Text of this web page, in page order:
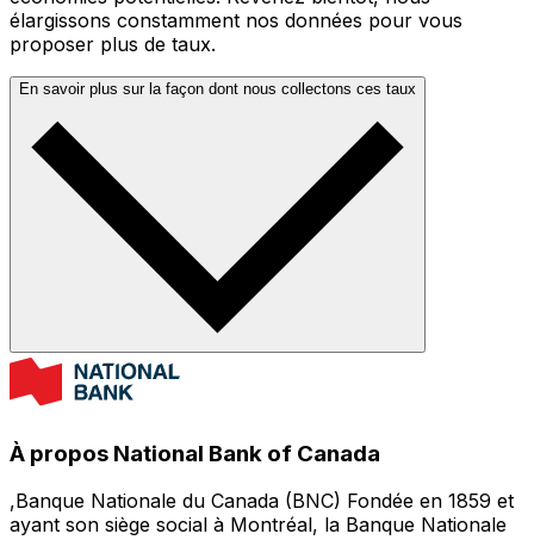
élargissons constamment nos données pour vous
proposer plus de taux.
En savoir plus sur la façon dont nous collectons ces taux
À propos National Bank of Canada
,Banque Nationale du Canada (BNC) Fondée en 1859 et
ayant son siège social à Montréal, la Banque Nationale